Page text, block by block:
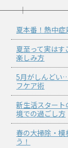
夏本番！熱中
夏至って実は
楽しみ方
5月がしんどい
フケア術
新生活スター
境での過ごし方
春の大掃除・
う！